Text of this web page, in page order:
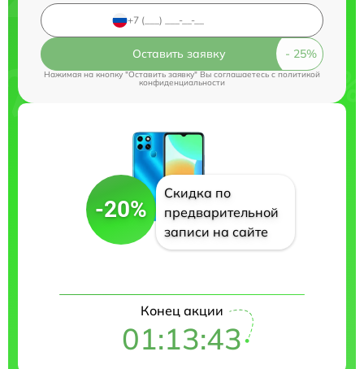
Оставить заявку
Нажимая на кнопку "Оставить заявку" Вы соглашаетесь cполитикой
конфиденциальности
-20%
Скидка по
предварительной
записи на сайте
Конец акции
01:13:42